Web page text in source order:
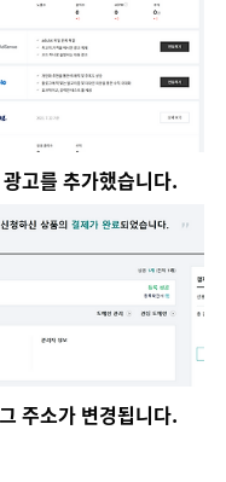
고를 추가했습니다.
주소가 변경됩니다.